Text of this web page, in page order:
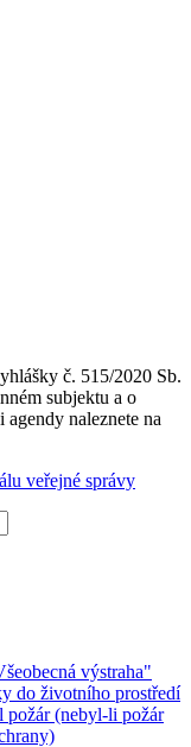
č. 515/2020 Sb.
subjektu a o
naleznete na
veřejné správy
výstraha"
do životního prostředí
požár (nebyl-li požár